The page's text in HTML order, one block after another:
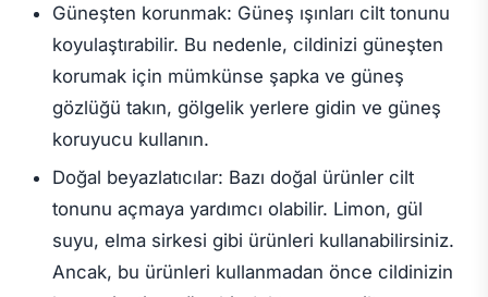
Güneşten korunmak: Güneş ışınları cilt tonunu
koyulaştırabilir. Bu nedenle, cildinizi güneşten
korumak için mümkünse şapka ve güneş
gözlüğü takın, gölgelik yerlere gidin ve güneş
koruyucu kullanın.
Doğal beyazlatıcılar: Bazı doğal ürünler cilt
tonunu açmaya yardımcı olabilir. Limon, gül
suyu, elma sirkesi gibi ürünleri kullanabilirsiniz.
Ancak, bu ürünleri kullanmadan önce cildinizin